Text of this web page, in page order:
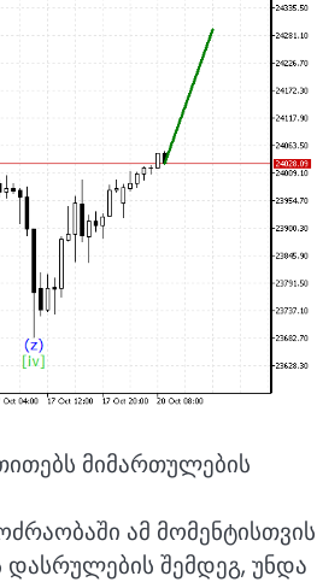
მიმართულების
ამ მომენტისთვის
შემდეგ, უნდა